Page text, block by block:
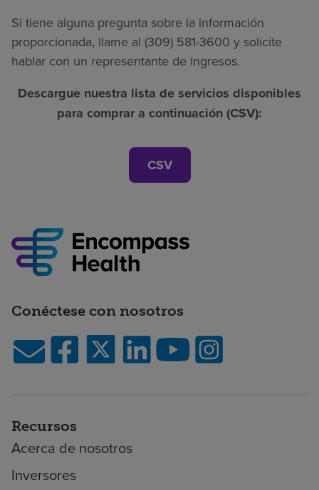
Si tiene alguna pregunta sobre la información
proporcionada, llame al (309) 581-3600 y solicite
hablar con un representante de ingresos.
Descargue nuestra lista de servicios disponibles
para comprar a continuación (CSV):
CSV
Conéctese con nosotros
Recursos
Acerca de nosotros
Inversores